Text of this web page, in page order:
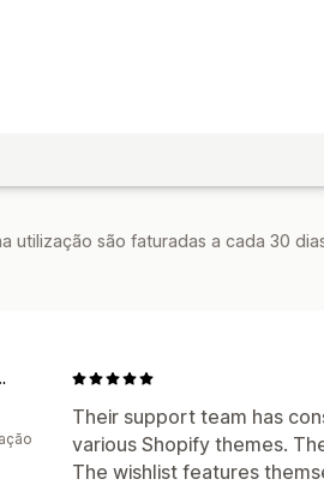
utilização são faturadas a cada 30
Their support team has
various Shopify themes.
The wishlist features